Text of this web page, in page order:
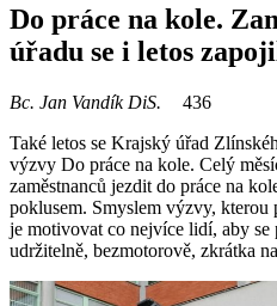
Do práce na kole.
úřadu se i letos
Bc. Jan Vandík DiS.
436
Také letos se Krajský úřad
výzvy Do práce na kole. Celý
zaměstnanců jezdit do práce na
poklusem. Smyslem výzvy,
je motivovat co nejvíce lidí, aby se
udržitelně, bezmotorově, zkrátka